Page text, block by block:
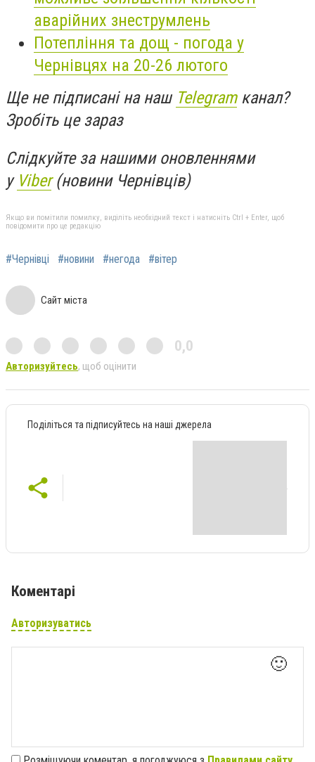
аварійних знеструмлень
Потепління та дощ - погода у
Чернівцях на 20-26 лютого
Ще не підписані на наш Telegramканал?
Зробіть це зараз
Слідкуйте за нашими оновленнями
у Viber(новини Чернівців)
Якщо ви помітили помилку, виділіть необхідний текст і натисніть Ctrl + Enter, щоб
повідомити про це редакцію
#Чернівці #новини #негода #вітер
Сайт міста
0,0
Авторизуйтесь, щоб оцінити
Поділіться та підписуйтесь на наші джерела
Коментарі
Авторизуватись
🙂